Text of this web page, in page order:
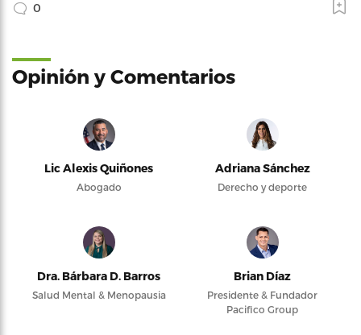
0
Opinión y Comentarios
Lic Alexis Quiñones
Abogado
Adriana Sánchez
Derecho y deporte
Dra. Bárbara D. Barros
Salud Mental & Menopausia
Brian Díaz
Presidente & Fundador
Pacifico Group